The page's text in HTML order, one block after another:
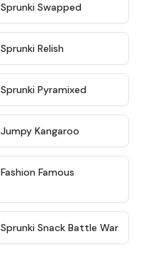
Sprunki Swapped
Sprunki Relish
Sprunki Pyramixed
Jumpy Kangaroo
Fashion Famous
★ 4.9
Sprunki Snack Battle War